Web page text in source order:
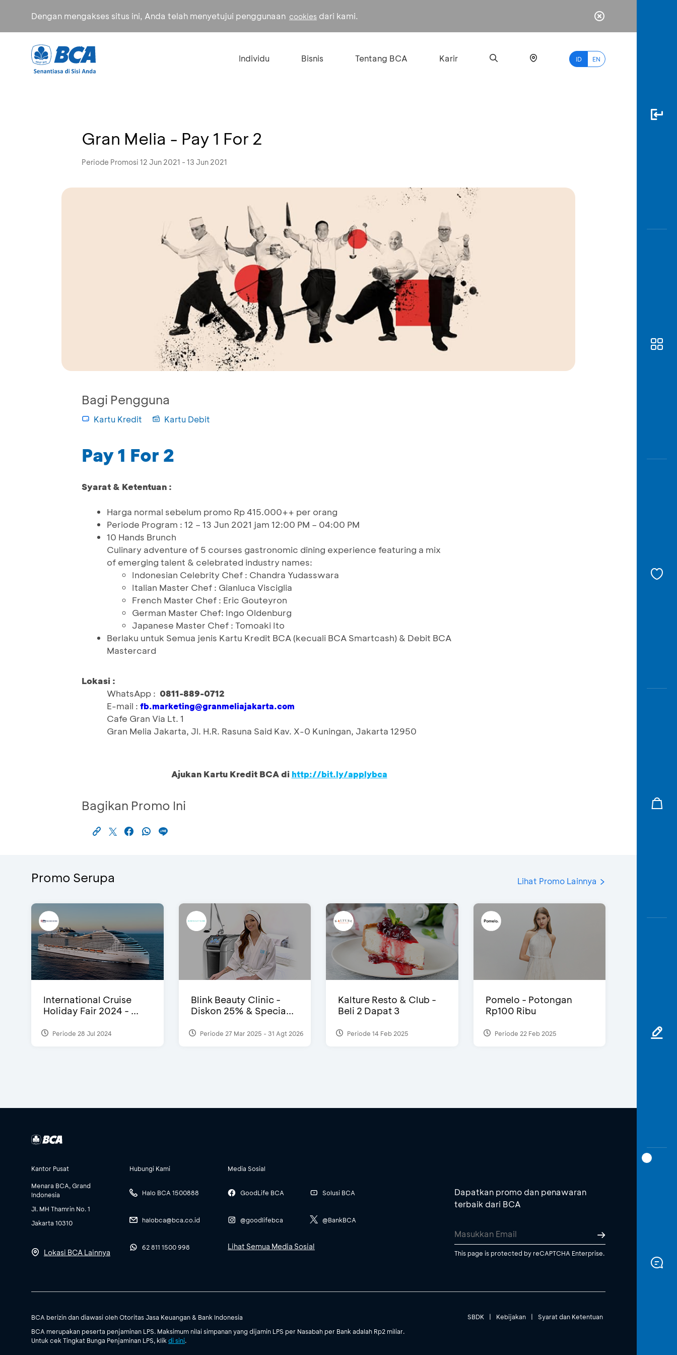
Dengan mengakses situs ini, Anda telah menyetujui penggunaan cookies dari kami.
Individu Bisnis Tentang BCA Karir ID EN
Awas
Gran Melia - Pay 1 For 2
Periode Promosi 12 Jun 2021 - 13 Jun 2021
Bagi Pengguna
Kartu Kredit Kartu Debit
Pay 1 For 2
Syarat & Ketentuan :
Harga normal sebelum promo Rp 415.000++ per orang
Periode Program : 12 – 13 Jun 2021 jam 12:00 PM – 04:00 PM
10 Hands Brunch
Culinary adventure of 5 courses gastronomic dining experience featuring a mix
of emerging talent & celebrated industry names:
Indonesian Celebrity Chef : Chandra Yudasswara
Italian Master Chef : Gianluca Visciglia
French Master Chef : Eric Gouteyron
German Master Chef: Ingo Oldenburg
Japanese Master Chef : Tomoaki Ito
Berlaku untuk Semua jenis Kartu Kredit BCA (kecuali BCA Smartcash) & Debit BCA
Mastercard
Lokasi :
WhatsApp : 0811-889-0712
E-mail : fb.marketing@granmeliajakarta.com
Cafe Gran Via Lt. 1
Gran Melia Jakarta, Jl. H.R. Rasuna Said Kav. X-0 Kuningan, Jakarta 12950
Ajukan Kartu Kredit BCA di http://bit.ly/applybca
Bagikan Promo Ini
Promo Serupa Lihat Promo Lainnya
International Cruise
Holiday Fair 2024 - ...
Periode 28 Jul 2024
Blink Beauty Clinic -
Diskon 25% & Specia...
Periode 27 Mar 2025 - 31 Agt 2026
Kalture Resto & Club -
Beli 2 Dapat 3
Periode 14 Feb 2025
Pomelo - Potongan
Rp100 Ribu
Periode 22 Feb 2025
Kantor Pusat
Menara BCA, Grand
Indonesia
Jl. MH Thamrin No. 1
Jakarta 10310
Lokasi BCA Lainnya
Hubungi Kami
Halo BCA 1500888
halobca@bca.co.id
62 811 1500 998
Media Sosial
GoodLife BCA
@goodlifebca
Solusi BCA
@BankBCA
Lihat Semua Media Sosial
Dapatkan promo dan penawaran
terbaik dari BCA
This page is protected by reCAPTCHA Enterprise.
SBDK | Kebijakan | Syarat dan Ketentuan
BCA berizin dan diawasi oleh Otoritas Jasa Keuangan & Bank Indonesia
BCA merupakan peserta penjaminan LPS. Maksimum nilai simpanan yang dijamin LPS per Nasabah per Bank adalah Rp2 miliar.
Untuk cek Tingkat Bunga Penjaminan LPS, klik di sini.